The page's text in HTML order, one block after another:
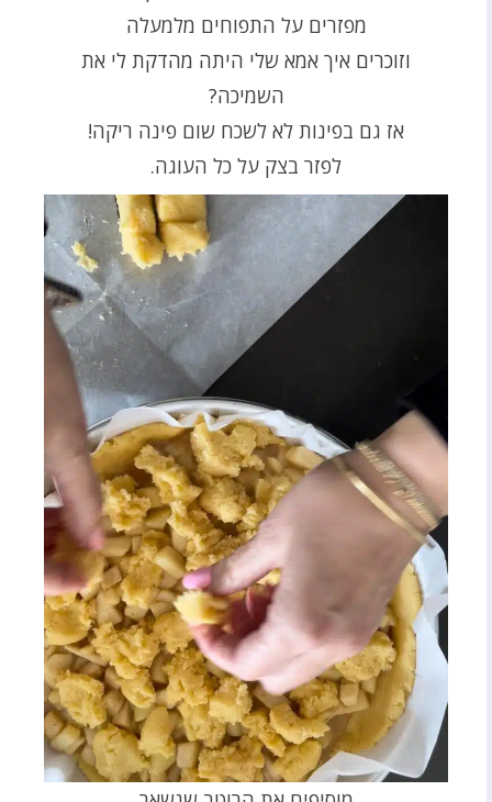
מפזרים על התפוחים מלמעלה
וזוכרים איך אמא שלי היתה מהדקת לי את
השמיכה?
אז גם בפינות לא לשכח שום פינה ריקה!
לפזר בצק על כל העוגה.